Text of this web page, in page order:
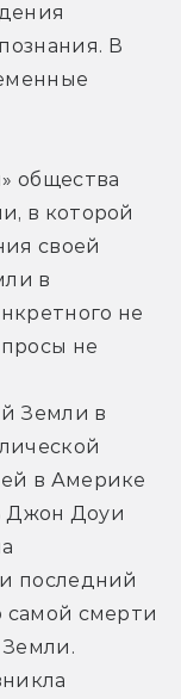
В
общества
в которой
своей
в
не
не
Земли в
в Америке
Джон Доуи
последний
самой смерти